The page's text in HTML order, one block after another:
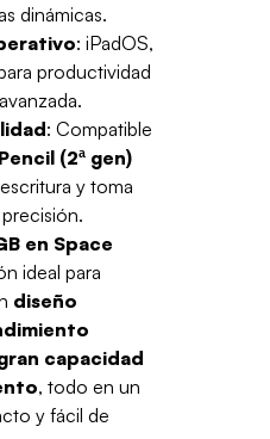
dinámicas.
: iPadOS,
productividad
: Compatible
(2ª gen)
y toma
en Space
ideal para
diseño
capacidad
, todo en un
y fácil de